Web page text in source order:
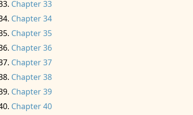
Chapter 33
Chapter 34
Chapter 35
Chapter 36
Chapter 37
Chapter 38
Chapter 39
Chapter 40